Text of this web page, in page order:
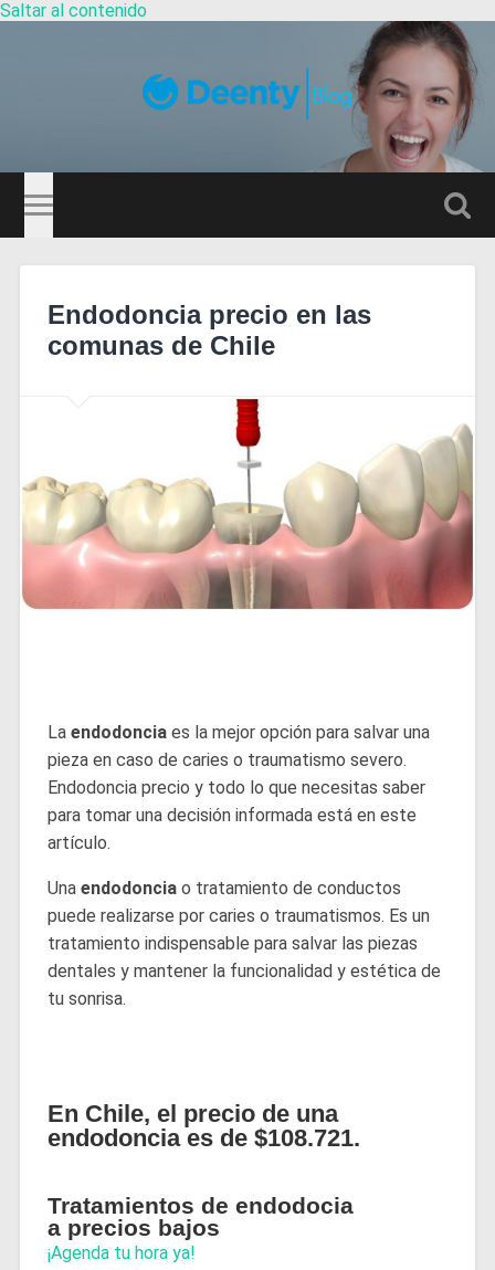
Saltar al contenido
Guía
Dentistas
de
Endodoncia precio en las
comunas de Chile
La endodonciaes la mejor opción para salvar una
pieza en caso de caries o traumatismo severo.
Endodoncia precio y todo lo que necesitas saber
para tomar una decisión informada está en este
artículo.
Una endodonciao tratamiento de conductos
puede realizarse por caries o traumatismos. Es un
tratamiento indispensable para salvar las piezas
dentales y mantener la funcionalidad y estética de
tu sonrisa.
En Chile, el precio de una
endodoncia es de $108.721.
Tratamientos de endodocia
a precios bajos
¡Agenda tu hora ya!